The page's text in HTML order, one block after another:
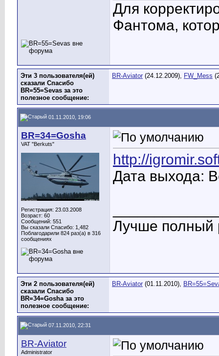
Для
Фантома,
Эти 3 пользователя(ей)
сказали Спасибо
BR=55=Sevas за это
полезное сообщение:
BR-Aviator (24.12.2009), FW_Mess
01.11.2010, 19:06
BR=34=Gosha
VAT "Berkuts"
Регистрация: 23.03.2008
Возраст: 60
Сообщений: 551
Вы сказали Спасибо: 1,482
Поблагодарили 824 раз(а) в 316
сообщениях
http://
Дата выхода:
Лучше полный
Эти 2 пользователя(ей)
сказали Спасибо
BR=34=Gosha за это
полезное сообщение:
BR-Aviator (01.11.2010),
07.11.2010, 22:31
BR-Aviator
Administrator